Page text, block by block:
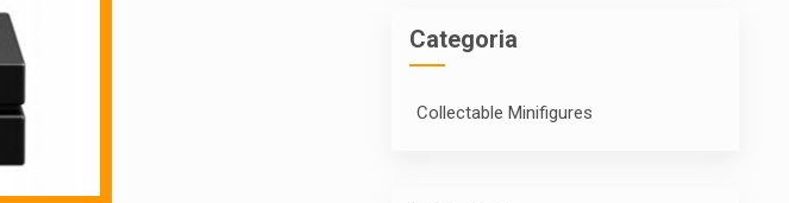
Categoria
Collectable Minifigures